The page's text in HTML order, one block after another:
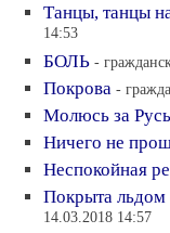
Танцы, танцы
14:53
БОЛЬ -
Покрова -
Молюсь за
Ничего не
Неспокойная
Покрыта льдом
14.03.2018 14:57